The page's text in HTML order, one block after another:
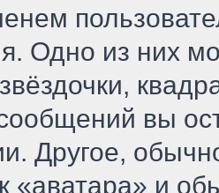
Одно из них
вы
Другое,
«аватара» и